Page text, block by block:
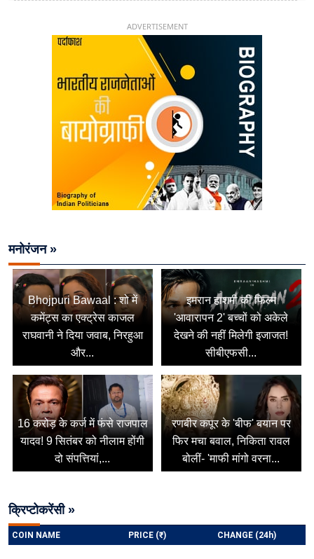
ADVERTISEMENT
मनोरंजन »
Bhojpuri Bawaal : शो में
कमेंट्स का एक्ट्रेस काजल
राघवानी ने दिया जवाब, निरहुआ
और...
इमरान हाशमी की फिल्म
'आवारापन 2' बच्चों को अकेले
देखने की नहीं मिलेगी इजाजत!
सीबीएफसी...
16 करोड़ के कर्ज में फंसे राजपाल
यादव! 9 सितंबर को नीलाम होंगी
दो संपत्तियां,...
रणबीर कपूर के 'बीफ' बयान पर
फिर मचा बवाल, निकिता रावल
बोलीं- 'माफी मांगो वरना...
क्रिप्टोकरेंसी »